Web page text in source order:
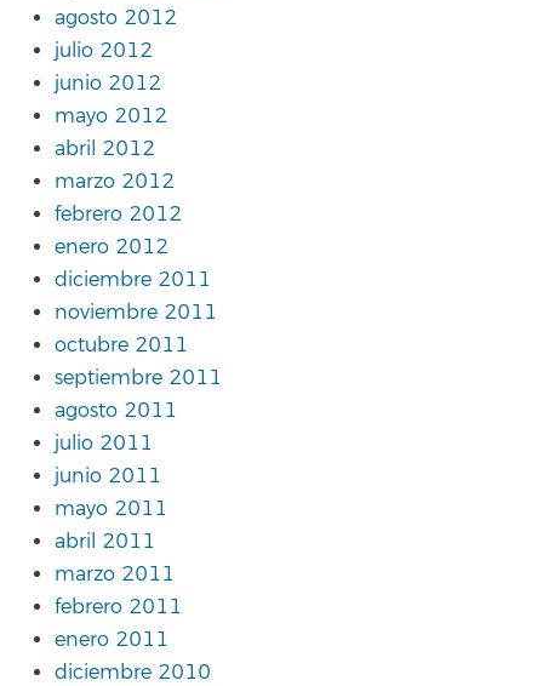
agosto 2012
julio 2012
junio 2012
mayo 2012
abril 2012
marzo 2012
febrero 2012
enero 2012
diciembre 2011
noviembre 2011
octubre 2011
septiembre 2011
agosto 2011
julio 2011
junio 2011
mayo 2011
abril 2011
marzo 2011
febrero 2011
enero 2011
diciembre 2010